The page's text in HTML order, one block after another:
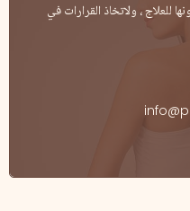
للعلاج ، ولاتخاذ القرارات في